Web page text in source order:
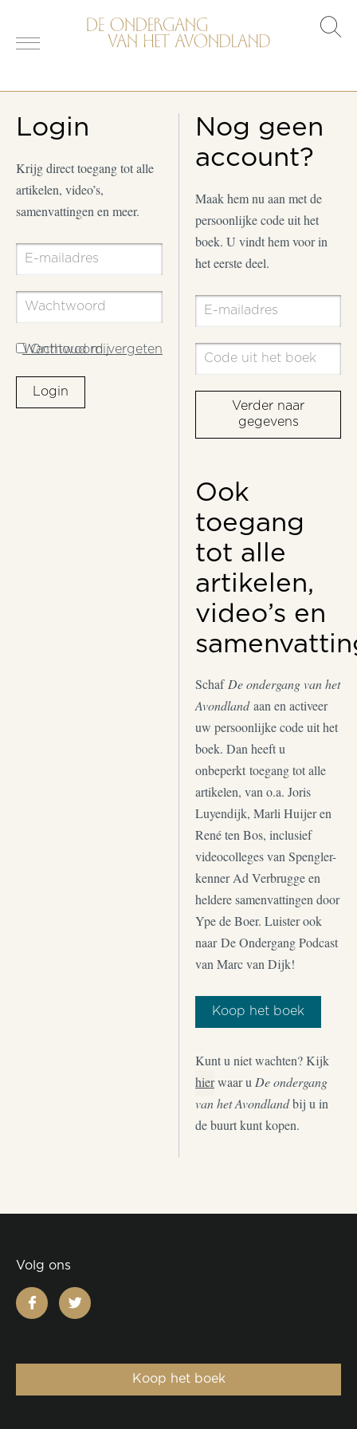
Login
Krijg direct toegang tot alle
artikelen, video’s,
samenvattingen en meer.
Wachtwoord vergeten
Onthoud mij
Login
Nog geen
account?
Maak hem nu aan met de
persoonlijke code uit het
boek. U vindt hem voor in
het eerste deel.
Verder naar
gegevens
Ook
toegang
tot alle
artikelen,
video’s en
Schaf De ondergang van het
Avondlandaan en activeer
uw persoonlijke code uit het
boek. Dan heeft u
onbeperkt toegang tot alle
artikelen, van o.a. Joris
Luyendijk, Marli Huijer en
René ten Bos, inclusief
videocolleges van Spengler-
kenner Ad Verbrugge en
heldere samenvattingen door
Ype de Boer. Luister ook
naar De Ondergang Podcast
van Marc van Dijk!
Koop het boek
Kunt u niet wachten? Kijk
hierwaar u De ondergang
van het Avondlandbij u in
de buurt kunt kopen.
Volg ons
facebooktwitter
Koop het boek